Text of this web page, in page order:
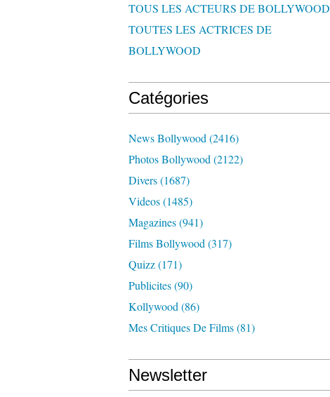
TOUS LES ACTEURS DE BOLLYWOOD
TOUTES LES ACTRICES DE
BOLLYWOOD
Catégories
News Bollywood (2416)
Photos Bollywood (2122)
Divers(1687)
Videos(1485)
Magazines(941)
Films Bollywood (317)
Quizz(171)
Publicites(90)
Kollywood (86)
Mes Critiques De Films(81)
Newsletter